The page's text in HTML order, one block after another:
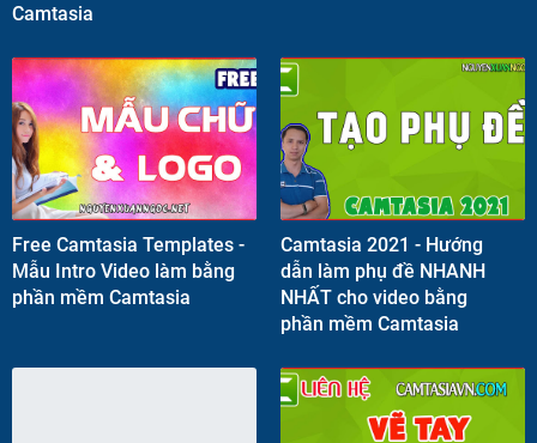
Camtasia
Free Camtasia Templates -
Mẫu Intro Video làm bằng
phần mềm Camtasia
Camtasia 2021 - Hướng
dẫn làm phụ đề NHANH
NHẤT cho video bằng
phần mềm Camtasia